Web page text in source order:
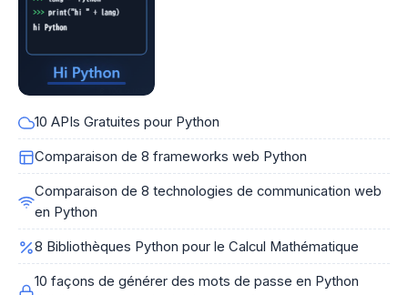
10 APIs Gratuites pour Python
Comparaison de 8 frameworks web Python
Comparaison de 8 technologies de communication web
en Python
8 Bibliothèques Python pour le Calcul Mathématique
10 façons de générer des mots de passe en Python